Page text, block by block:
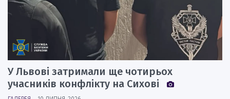
У Львові затримали ще чотирьох
учасників конфлікту на Сихові